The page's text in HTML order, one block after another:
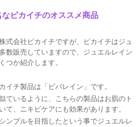
ピカイチのオススメ商品
式会社ピカイチですが、ピカイチはジュ
数販売していますので、ジュエルレイン
つか紹介します。
イチ製品は「ビバレイン」です。
ているように、こちらの製品はお肌のト
て、ニキビケアにも効果があります。
ンプルを目指したという事でジュエルレ